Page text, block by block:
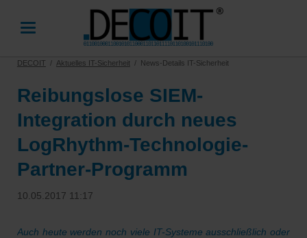
DECOIT Aktuelles IT-Sicherheit News-Details IT-Sicherheit
Reibungslose SIEM-
Integration durch neues
LogRhythm-Technologie-
Partner-Programm
10.05.2017 11:17
Auch heute werden noch viele IT-Systeme ausschließlich oder